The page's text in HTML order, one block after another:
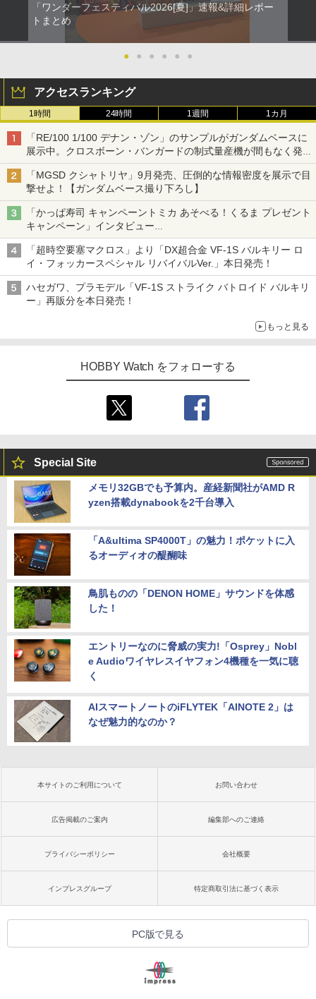
「ワンダーフェスティバル2026[夏]」速報&詳細レポー
トまとめ
● ● ● ● ● ●
アクセスランキング
1時間 24時間 1週間 1カ月
「RE/100 1/100 デナン・ゾン」のサンプルがガンダムベースに
展示中。クロスボーン・バンガードの制式量産機が間もなく発送
【ガンダムベース撮り下ろし】
「MGSD クシャトリヤ」9月発売、圧倒的な情報密度を展示で目
撃せよ！【ガンダムベース撮り下ろし】
「かっぱ寿司 キャンペーントミカ あそべる！くるま プレゼント
キャンペーン」インタビュー
子どもが楽しめるかっぱ寿司ならではの体験とコラボの楽しさを
追求
「超時空要塞マクロス」より「DX超合金 VF-1S バルキリー ロ
イ・フォッカースペシャル リバイバルVer.」本日発売！
ハセガワ、プラモデル「VF-1S ストライク バトロイド バルキリ
ー」再販分を本日発売！
もっと見る
HOBBY Watch をフォローする
Special Site
メモリ32GBでも予算内。産経新聞社がAMD R
yzen搭載dynabookを2千台導入
「A&ultima SP4000T」の魅力！ポケットに入
るオーディオの醍醐味
鳥肌ものの「DENON HOME」サウンドを体感
した！
エントリーなのに脅威の実力!「Osprey」Nobl
e Audioワイヤレスイヤフォン4機種を一気に聴
く
AIスマートノートのiFLYTEK「AINOTE 2」は
なぜ魅力的なのか？
本サイトのご利用について お問い合わせ
広告掲載のご案内 編集部へのご連絡
プライバシーポリシー 会社概要
インプレスグループ 特定商取引法に基づく表示
PC版で見る